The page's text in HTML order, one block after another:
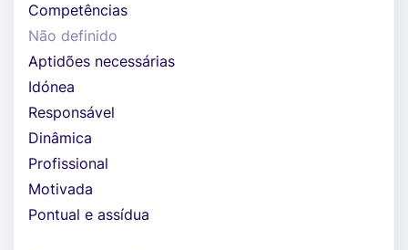
Competências
Não definido
Aptidões necessárias
Idónea
Responsável
Dinâmica
Profissional
Motivada
Pontual e assídua